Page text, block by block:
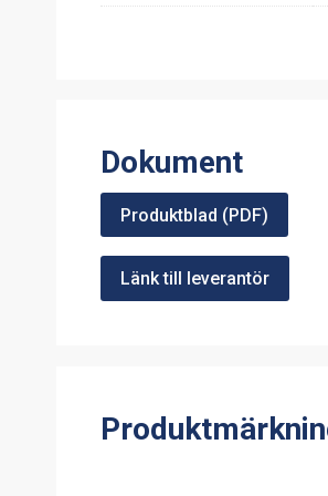
Dokument
Produktblad (PDF)
Länk till leverantör